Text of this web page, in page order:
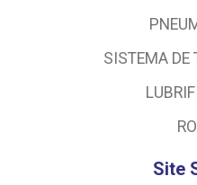
SISTEMA DE
Site